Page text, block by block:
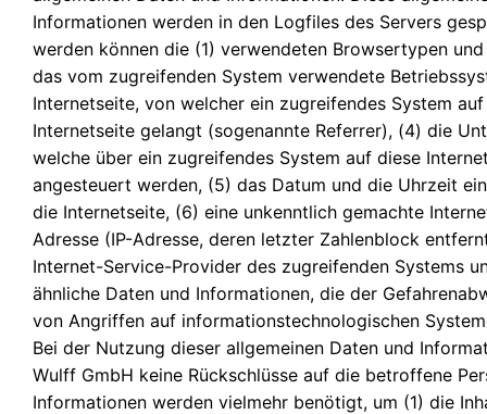
Informationen werden in den Logfiles des Servers
werden können die (1) verwendeten Browsertypen
das vom zugreifenden System verwendete
Internetseite, von welcher ein zugreifendes System
Internetseite gelangt (sogenannte Referrer), (4) die
welche über ein zugreifendes System auf diese
angesteuert werden, (5) das Datum und die Uhrzeit
die Internetseite, (6) eine unkenntlich gemachte
Adresse (IP-Adresse, deren letzter Zahlenblock
Internet-Service-Provider des zugreifenden Systems
ähnliche Daten und Informationen, die der
von Angriffen auf informationstechnologischen
Bei der Nutzung dieser allgemeinen Daten und
Wulff GmbH keine Rückschlüsse auf die betroffene
Informationen werden vielmehr benötigt, um (1) die